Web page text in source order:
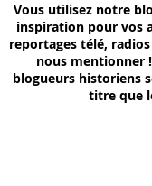
Vous utilisez notre
inspiration pour vos
reportages télé,
nous mentionner
blogueurs historiens
titre que